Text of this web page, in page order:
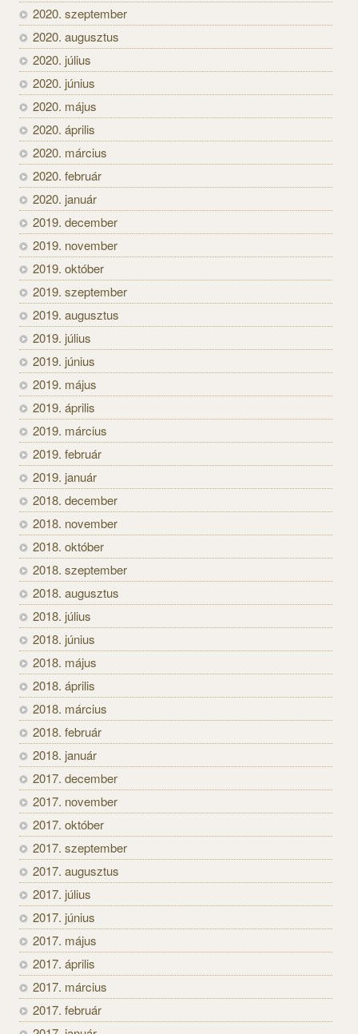
2020. szeptember
2020. augusztus
2020. július
2020. június
2020. május
2020. április
2020. március
2020. február
2020. január
2019. december
2019. november
2019. október
2019. szeptember
2019. augusztus
2019. július
2019. június
2019. május
2019. április
2019. március
2019. február
2019. január
2018. december
2018. november
2018. október
2018. szeptember
2018. augusztus
2018. július
2018. június
2018. május
2018. április
2018. március
2018. február
2018. január
2017. december
2017. november
2017. október
2017. szeptember
2017. augusztus
2017. július
2017. június
2017. május
2017. április
2017. március
2017. február